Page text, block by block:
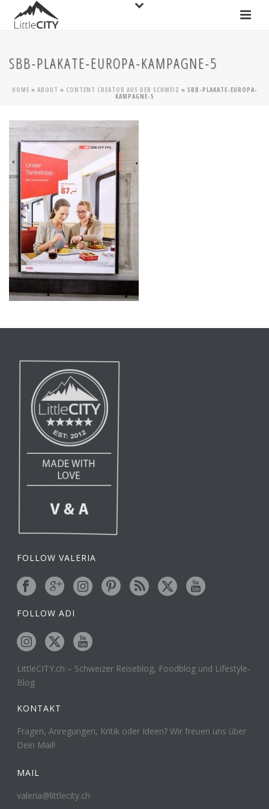
SBB-PLAKATE-EUROPA-KAMPAGNE-5
HOME » ABOUT » CONTENT CREATOR AUS DER SCHWEIZ » SBB-PLAKATE-EUROPA-
KAMPAGNE-5
FOLLOW VALERIA
FOLLOW ADI
LittleCITY.ch – Schweizer Reiseblog, Foodblog und Lifestyle-
Blog
KONTAKT
Fragen, Anregungen, Kritik oder Ideen? Wir freuen uns über
Dein Mail!
MAIL
valeria@littlecity.ch